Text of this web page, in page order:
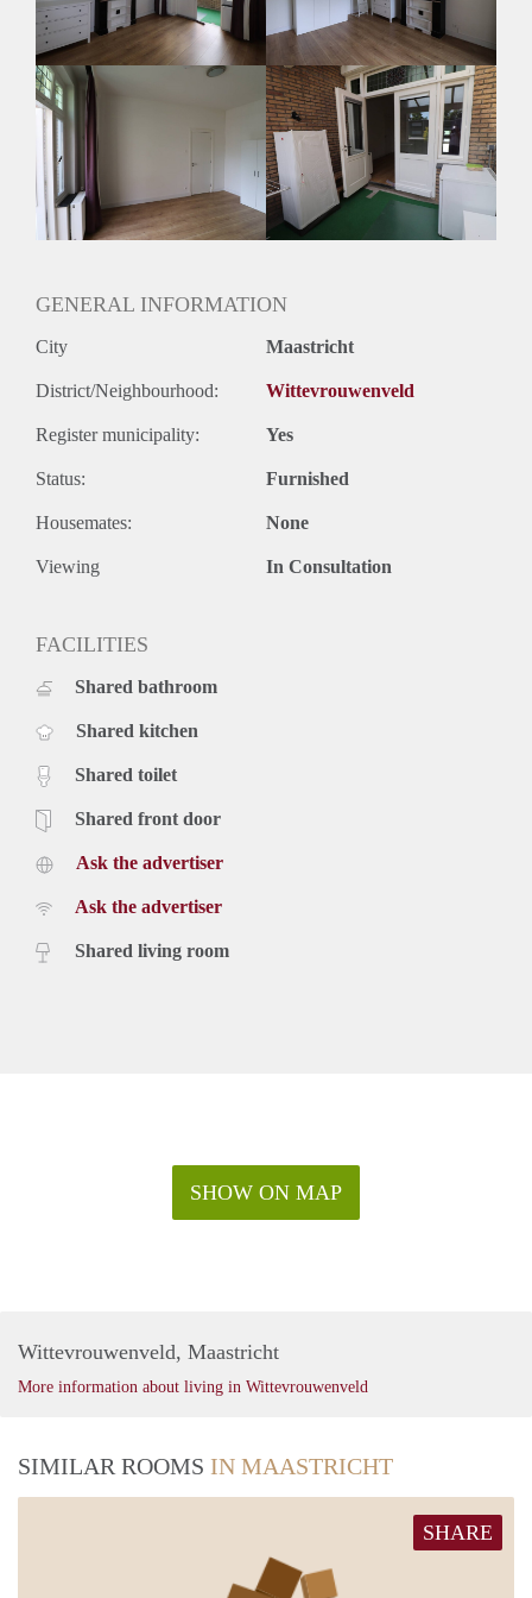
GENERAL INFORMATION
City Maastricht
District/Neighbourhood: Wittevrouwenveld
Register municipality: Yes
Status: Furnished
Housemates: None
Viewing In Consultation
FACILITIES
Shared bathroom
Shared kitchen
Shared toilet
Shared front door
Ask the advertiser
Ask the advertiser
Shared living room
SHOW ON MAP
Wittevrouwenveld, Maastricht
More information about living in Wittevrouwenveld
SIMILAR ROOMS IN MAASTRICHT
SHARE